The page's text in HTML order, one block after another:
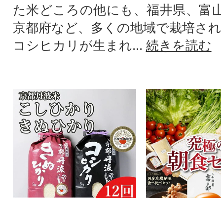
た米どころの他にも、福井県、富
京都府など、多くの地域で栽培さ
コシヒカリが生まれ... 続きを読む